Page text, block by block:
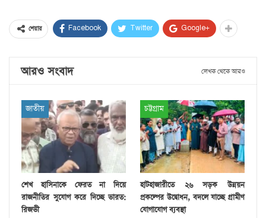
শেয়ার Facebook Twitter Google+
আরও সংবাদ লেখক থেকে আরও
জাতীয়
শেখ হাসিনাকে ফেরত না দিয়ে
রাজনীতির সুযোগ করে দিচ্ছে ভারত:
রিজভী
চট্টগ্রাম
হাটহাজারীতে ২৬ সড়ক উন্নয়ন
প্রকল্পের উদ্বোধন, বদলে যাচ্ছে গ্রামীণ
যোগাযোগ ব্যবস্থা